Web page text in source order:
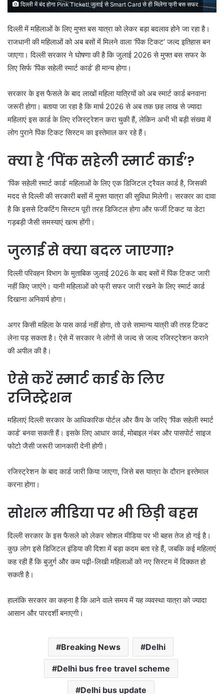
दिल्ली में बंद होगा Pink Ticket! जुलाई से Smart Card से ही मिलेगा फ्री बस सफर
दिल्ली में महिलाओं के लिए मुफ्त बस यात्रा को लेकर बड़ा बदलाव होने जा रहा है।
राजधानी की महिलाओं को अब बसों में मिलने वाला ‘पिंक टिकट’ जल्द इतिहास बन
जाएगा। दिल्ली सरकार ने घोषणा की है कि जुलाई 2026 से मुफ्त बस सफर के
लिए सिर्फ ‘पिंक सहेली स्मार्ट कार्ड’ ही मान्य होगा।
सरकार के इस फैसले के बाद लाखों महिला यात्रियों को अब स्मार्ट कार्ड बनवाना
जरूरी होगा। बताया जा रहा है कि मार्च 2026 से अब तक छह लाख से ज्यादा
महिलाएं इस कार्ड के लिए रजिस्ट्रेशन करा चुकी हैं, लेकिन अभी भी बड़ी संख्या में
लोग पुराने पिंक टिकट सिस्टम का इस्तेमाल कर रहे हैं।
क्या है ‘पिंक सहेली स्मार्ट कार्ड’?
‘पिंक सहेली स्मार्ट कार्ड’ महिलाओं के लिए एक डिजिटल ट्रैवल कार्ड है, जिसकी
मदद से दिल्ली की सरकारी बसों में मुफ्त यात्रा की सुविधा मिलेगी। सरकार का दावा
है कि इससे टिकटिंग सिस्टम पूरी तरह डिजिटल होगा और फर्जी टिकट या डेटा
गड़बड़ी जैसी समस्याएं खत्म होंगी।
जुलाई से क्या बदल जाएगा?
दिल्ली परिवहन विभाग के मुताबिक जुलाई 2026 के बाद बसों में पिंक टिकट जारी
नहीं किए जाएंगे। यानी महिलाओं को फ्री सफर जारी रखने के लिए स्मार्ट कार्ड
दिखाना अनिवार्य होगा।
अगर किसी महिला के पास कार्ड नहीं होगा, तो उसे सामान्य यात्री की तरह टिकट
लेना पड़ सकता है। ऐसे में सरकार ने लोगों से जल्द से जल्द रजिस्ट्रेशन कराने
की अपील की है।
ऐसे करें स्मार्ट कार्ड के लिए
रजिस्ट्रेशन
महिलाएं दिल्ली सरकार के आधिकारिक पोर्टल और कैंप के जरिए ‘पिंक सहेली स्मार्ट
कार्ड’ बनवा सकती हैं। इसके लिए आधार कार्ड, मोबाइल नंबर और पासपोर्ट साइज
फोटो जैसी जरूरी जानकारी देनी होगी।
रजिस्ट्रेशन के बाद कार्ड जारी किया जाएगा, जिसे बस यात्रा के दौरान इस्तेमाल
करना होगा।
सोशल मीडिया पर भी छिड़ी बहस
दिल्ली सरकार के इस फैसले को लेकर सोशल मीडिया पर भी बहस तेज हो गई है।
कुछ लोग इसे डिजिटल इंडिया की दिशा में बड़ा कदम बता रहे हैं, जबकि कई महिलाएं
कह रही हैं कि बुजुर्ग और कम पढ़ी-लिखी महिलाओं को नए सिस्टम में दिक्कत हो
सकती है।
हालांकि सरकार का कहना है कि आने वाले समय में यह व्यवस्था यात्रा को ज्यादा
आसान और पारदर्शी बनाएगी।
Breaking News Delhi
Delhi bus free travel scheme
Delhi bus update